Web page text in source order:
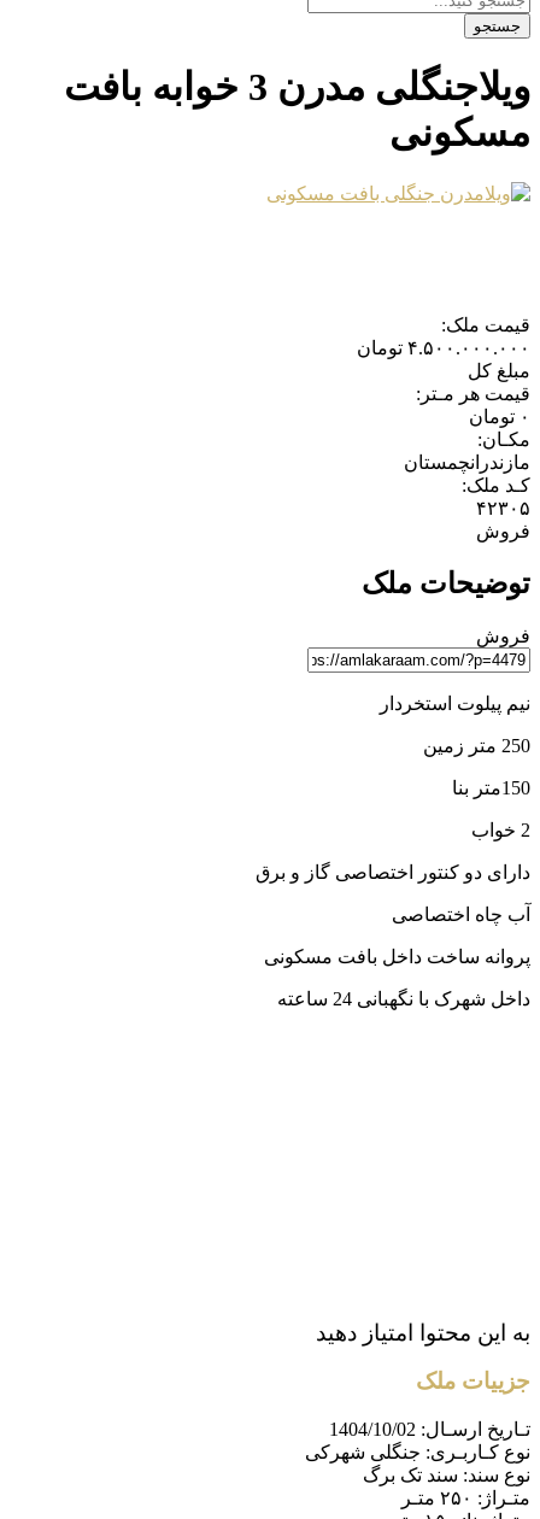
جستجو
ویلاجنگلی مدرن 3 خوابه بافت
مسکونی
قیمت ملک:
۴.۵۰۰.۰۰۰.۰۰۰ تومان
مبلغ کل
قیمت هر مـتر:
۰ تومان
مکـان:
مازندرانچمستان
کـد ملک:
۴۲۳۰۵
فروش
توضیحات ملک
فروش
نیم پیلوت استخردار
250 متر زمین
150متر بنا
2 خواب
دارای دو کنتور اختصاصی گاز و برق
آب چاه اختصاصی
پروانه ساخت داخل بافت مسکونی
داخل شهرک با نگهبانی 24 ساعته
به این محتوا امتیاز دهید
جزییات ملک
تـاریخ ارسـال: 1404/10/02
نوع کـاربـری: جنگلی شهرکی
نوع سند: سند تک برگ
متـراژ: ۲۵۰ متـر